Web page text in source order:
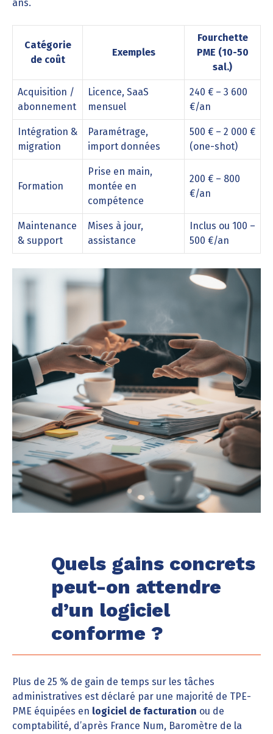
ans.
Catégorie
de coût
Exemples
Fourchette
PME (10-50
sal.)
Acquisition /
abonnement
Licence, SaaS
mensuel
240 € – 3 600
€/an
Intégration &
migration
Paramétrage,
import données
500 € – 2 000 €
(one-shot)
Formation
Prise en main,
montée en
compétence
200 € – 800
€/an
Maintenance
& support
Mises à jour,
assistance
Inclus ou 100 –
500 €/an
Quels gains concrets
peut-on attendre
d’un logiciel
conforme ?
Plus de 25 % de gain de temps sur les tâches
administratives est déclaré par une majorité de TPE-
PME équipées en logiciel de facturation ou de
comptabilité, d’après France Num, Baromètre de la